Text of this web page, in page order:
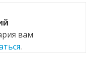
вам
.